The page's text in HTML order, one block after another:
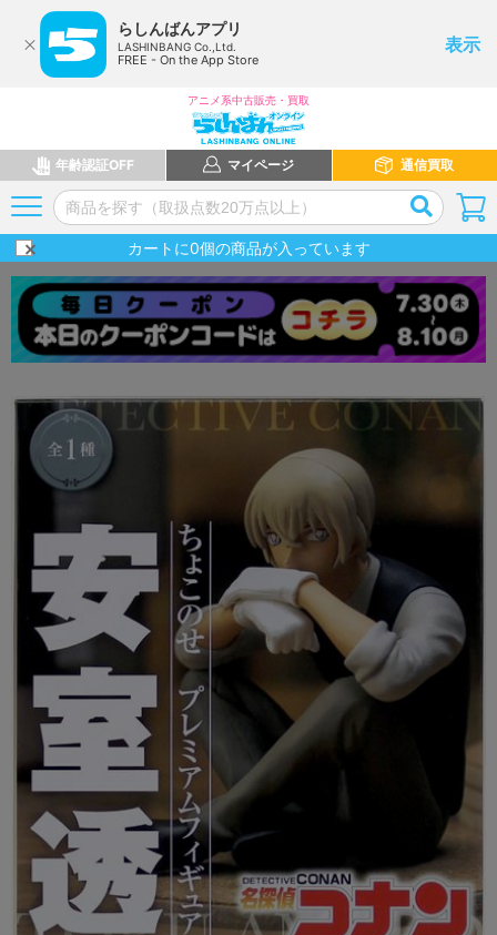
らしんばんアプリ
LASHINBANG Co.,Ltd.
FREE - On the App Store
表示
アニメ系中古販売・買取
年齢認証OFF マイページ 通信買取
カートに0個の商品が入っています